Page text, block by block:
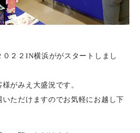
２２IN横浜ががスタートしまし
がみえ大盛況です。
いただけますのでお気軽にお越し下